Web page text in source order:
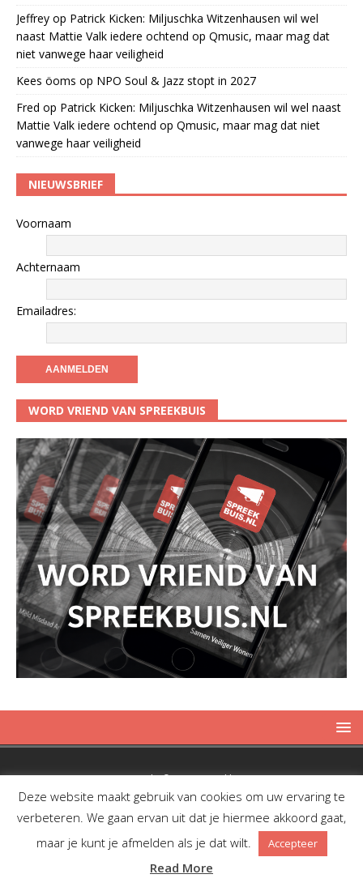
Jeffrey op Patrick Kicken: Miljuschka Witzenhausen wil wel
naast Mattie Valk iedere ochtend op Qmusic, maar mag dat
niet vanwege haar veiligheid
Kees öoms op NPO Soul & Jazz stopt in 2027
Fred op Patrick Kicken: Miljuschka Witzenhausen wil wel naast
Mattie Valk iedere ochtend op Qmusic, maar mag dat niet
vanwege haar veiligheid
NIEUWSBRIEF
Voornaam
Achternaam
Emailadres:
WORD VRIEND VAN SPREEKBUIS
Copyright © 2019 Spreekbuis
Deze website maakt gebruik van cookies om uw ervaring te
verbeteren. We gaan ervan uit dat je hiermee akkoord gaat,
maar je kunt je afmelden als je dat wilt.
Accepteer
Read More